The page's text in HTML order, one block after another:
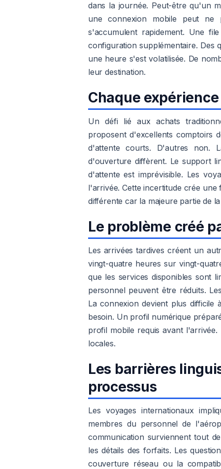
dans la journée. Peut-être qu'un
une connexion mobile peut ne
s'accumulent rapidement. Une
configuration supplémentaire. Des
une heure s'est volatilisée. De
leur destination.
Chaque
Un défi lié aux achats
proposent d'excellents comptoirs
d'attente courts. D'autres non.
d'ouverture diffèrent. Le support
d'attente est imprévisible. Les
l'arrivée. Cette incertitude crée
différente car la majeure partie de
Le problème créé
Les arrivées tardives créent un
vingt-quatre heures sur vingt-
que les services disponibles sont
personnel peuvent être réduits.
La connexion devient plus
besoin. Un profil numérique
profil mobile requis avant
locales.
Les barrières
processus
Les voyages internationaux
membres du personnel de
communication surviennent tout
les détails des forfaits. Les
couverture réseau ou la